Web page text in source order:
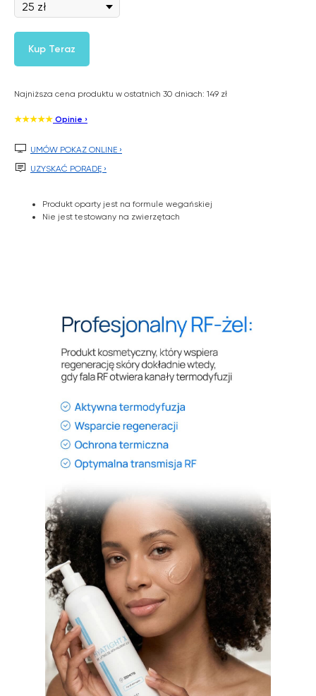
Kup Teraz
Najniższa cena produktu w ostatnich 30 dniach: 149 zł
★★★★★ Opinie ›
 UMÓW POKAZ ONLINE ›
 UZYSKAĆ PORADĘ ›
Produkt oparty jest na formule wegańskiej
Nie jest testowany na zwierzętach